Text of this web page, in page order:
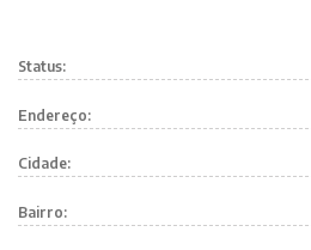
Status:
Endereço:
Cidade:
Bairro: